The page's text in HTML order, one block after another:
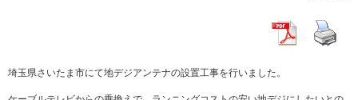
埼玉県さいたま市にて地デジアンテナの設置工事を行いました。